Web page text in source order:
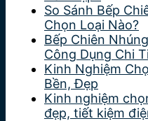
So Sánh Bếp
Chọn Loại Nào?
Bếp Chiên
Công Dụng Chi
Kinh Nghiệm
Bền, Đẹp
Kinh nghiệm
đẹp, tiết kiệm